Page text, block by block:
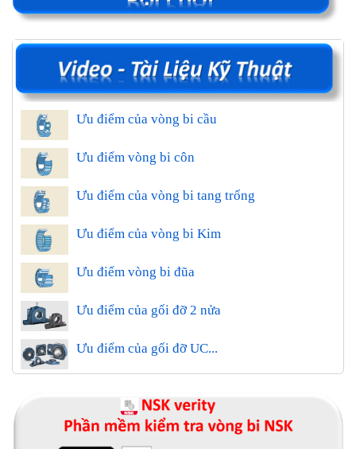
Ưu điểm của vòng bi cầu
Ưu điểm vòng bi côn
Ưu điểm của vòng bi tang trống
Ưu điểm của vòng bi Kim
Ưu điểm vòng bi đũa
Ưu điểm của gối đỡ 2 nửa
Ưu điểm của gối đỡ UC...